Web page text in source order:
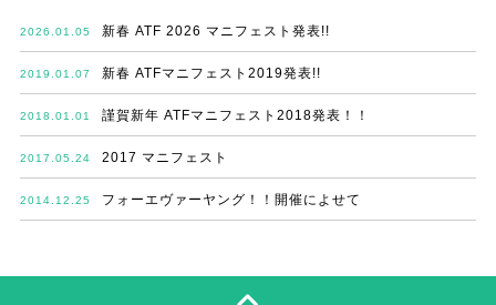
2026.01.05 新春 ATF 2026 マニフェスト発表!!
2019.01.07 新春 ATFマニフェスト2019発表!!
2018.01.01 謹賀新年 ATFマニフェスト2018発表！！
2017.05.24 2017 マニフェスト
2014.12.25 フォーエヴァーヤング！！開催によせて